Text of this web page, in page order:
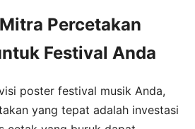
Percetakan
Festival Anda
poster festival musik Anda,
yang tepat adalah investasi